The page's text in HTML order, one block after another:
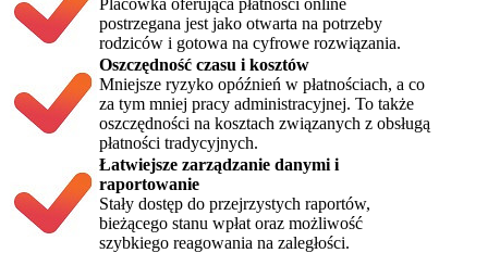
postrzegana jest jako otwarta na potrzeby
rodziców i gotowa na cyfrowe rozwiązania.
Oszczędność czasu i kosztów
Mniejsze ryzyko opóźnień w płatnościach, a co
za tym mniej pracy administracyjnej. To także
oszczędności na kosztach związanych z obsługą
płatności tradycyjnych.
Łatwiejsze zarządzanie danymi i
raportowanie
Stały dostęp do przejrzystych raportów,
bieżącego stanu wpłat oraz możliwość
szybkiego reagowania na zaległości.